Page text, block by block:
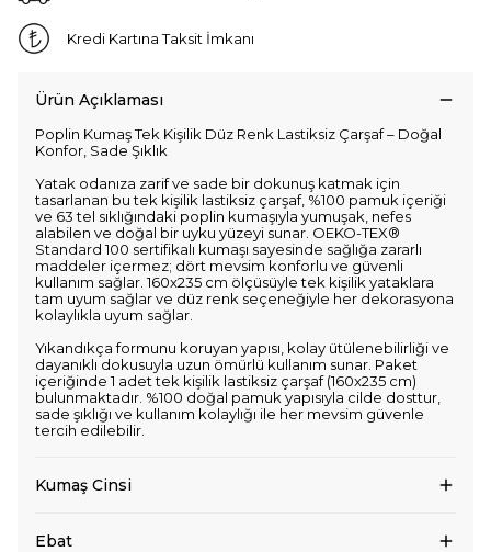
Kredi Kartına Taksit İmkanı
Ürün Açıklaması
Poplin Kumaş Tek Kişilik Düz Renk Lastiksiz Çarşaf – Doğal
Konfor, Sade Şıklık
Yatak odanıza zarif ve sade bir dokunuş katmak için
tasarlanan bu tek kişilik lastiksiz çarşaf, %100 pamuk içeriği
ve 63 tel sıklığındaki poplin kumaşıyla yumuşak, nefes
alabilen ve doğal bir uyku yüzeyi sunar. OEKO-TEX®
Standard 100 sertifikalı kumaşı sayesinde sağlığa zararlı
maddeler içermez; dört mevsim konforlu ve güvenli
kullanım sağlar. 160x235 cm ölçüsüyle tek kişilik yataklara
tam uyum sağlar ve düz renk seçeneğiyle her dekorasyona
kolaylıkla uyum sağlar.
Yıkandıkça formunu koruyan yapısı, kolay ütülenebilirliği ve
dayanıklı dokusuyla uzun ömürlü kullanım sunar. Paket
içeriğinde 1 adet tek kişilik lastiksiz çarşaf (160x235 cm)
bulunmaktadır. %100 doğal pamuk yapısıyla cilde dosttur,
sade şıklığı ve kullanım kolaylığı ile her mevsim güvenle
tercih edilebilir.
Kumaş Cinsi
Ebat